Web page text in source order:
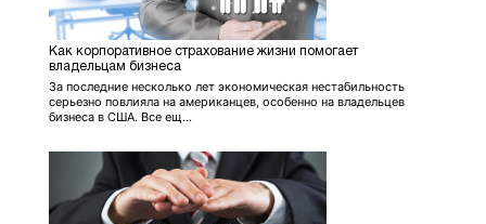
Как корпоративное страхование жизни помогает
владельцам бизнеса
За последние несколько лет экономическая нестабильность
серьезно повлияла на американцев, особенно на владельцев
бизнеса в США. Все ещ...